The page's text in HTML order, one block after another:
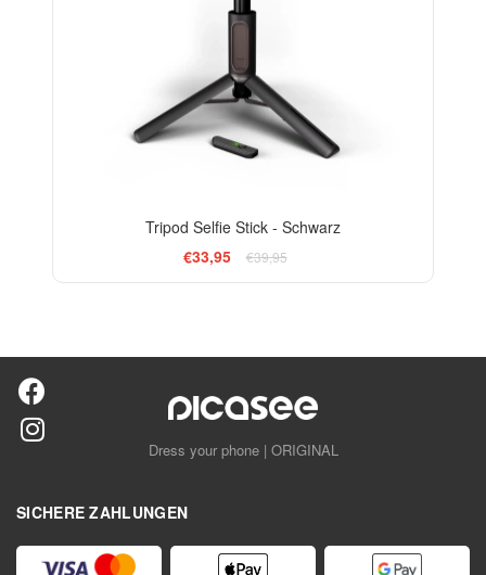
Tripod Selfie Stick - Schwarz
€33,95
€39,95
Dress your phone | ORIGINAL
SICHERE ZAHLUNGEN